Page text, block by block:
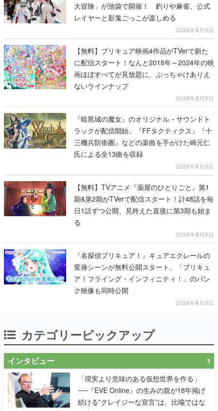
大冒険」が池袋で開催！ 釣りや麻雀、公式
レイヤーと影鬼ごっこが楽しめる
2026年8月9日
【無料】プリキュア映画4作品がTVerで新た
に配信スタート！なんと2018年～2024年の映
画ほぼすべてが見放題に、ぶっちゃけありえ
ないラインナップ
2026年8月9日
『暗黒城の魔女』のオリジナル・サウンドト
ラックが配信開始。『FFタクティクス』『十
三機兵防衛圏』などの楽曲を手がけた崎元仁
氏による全13曲を収録
2026年8月9日
【無料】TVアニメ『薬屋のひとりごと』第1
期&第2期がTVerで配信スタート！計48話を毎
日1話ずつ公開、見終えた直後に第3期も始ま
る
2026年8月9日
『名探偵プリキュア！』キュアエクレールの
変身シーンが無料公開スタート。「プリキュ
ア！フライング・インフィニティ！」のバン
ク映像も同時公開
2026年8月9日
カテゴリーピックアップ
インタビュー
「現実より意味のある仮想世界を作る」
──『EVE Online』の生みの親が18年掲げ
続ける”クレイジーな宣言”は、比喩ではな